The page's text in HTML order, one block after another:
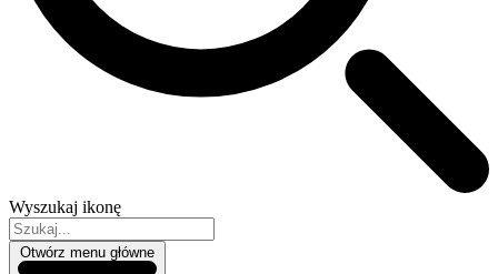
Wyszukaj ikonę
Otwórz menu główne